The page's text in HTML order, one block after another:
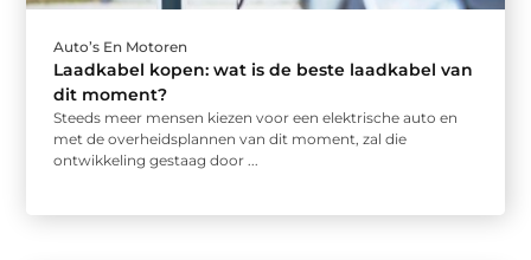
Auto’s En Motoren
Laadkabel kopen: wat is de beste laadkabel van
dit moment?
Steeds meer mensen kiezen voor een elektrische auto en
met de overheidsplannen van dit moment, zal die
ontwikkeling gestaag door ...